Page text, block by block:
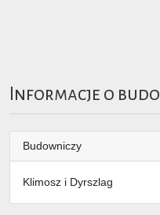
Informacje o
Budowniczy
Klimosz i Dyrszlag